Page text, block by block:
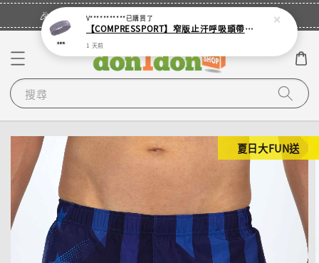
🎉登入會員・領取您的專屬折扣券！
搜尋
夏日大FUN送
V***********已購買了
【COMPRESSPORT】窄版止汗呼吸頭帶2.0_【零碼】
1 天前